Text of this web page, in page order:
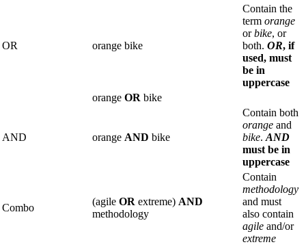
OR orange bike
Contain the
term orange
orbike, or
both. OR, if
used, must
be in
uppercase
orange OR bike
AND orange AND bike
Contain both
orange and
bike. AND
must be in
uppercase
Combo
(agile OR extreme) AND
methodology
Contain
methodology
and must
also contain
agile and/or
extreme